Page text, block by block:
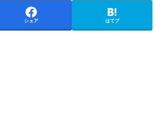
シェア はてブ